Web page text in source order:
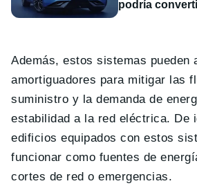
podría
Además, estos sistemas pueden
amortiguadores para mitigar las
suministro y la demanda de
estabilidad a la red eléctrica. De
edificios equipados con estos
funcionar como fuentes de
cortes de red o emergencias.